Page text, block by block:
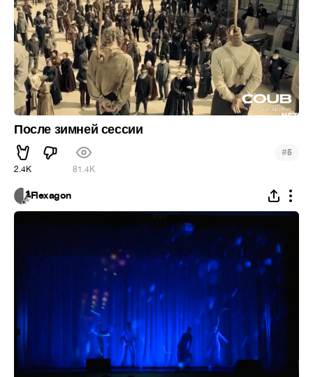
После зимней сессии
2.4K 81.4K
#5
Flexagon